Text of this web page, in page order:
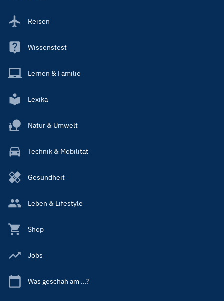
Reisen
Wissenstest
Lernen & Familie
Lexika
Natur & Umwelt
Technik & Mobilität
Gesundheit
Leben & Lifestyle
Shop
Jobs
Was geschah am ...?